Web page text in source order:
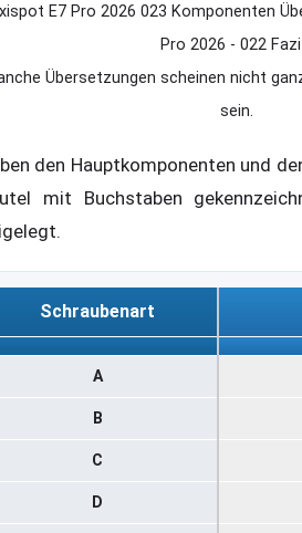
E7 Pro 2026 023 Komponenten
Pro 2026 - 022
Übersetzungen scheinen nicht
sein.
den Hauptkomponenten und
mit Buchstaben
Schraubenart
Schraubenart
A
B
C
D